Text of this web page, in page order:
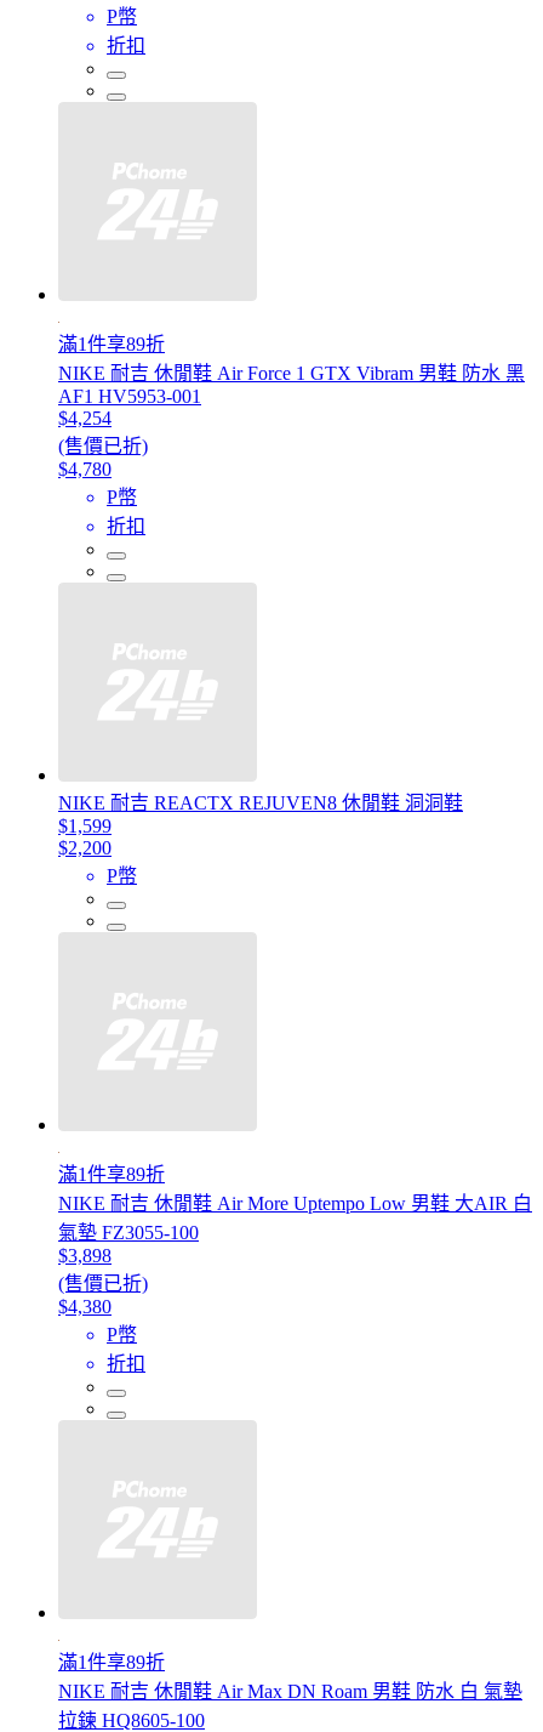
P幣
折扣
滿1件享89折
NIKE 耐吉 休閒鞋 Air Force 1 GTX Vibram 男鞋 防水 黑
AF1 HV5953-001
$4,254
(售價已折)
$4,780
P幣
折扣
NIKE 耐吉 REACTX REJUVEN8 休閒鞋 洞洞鞋
$1,599
$2,200
P幣
滿1件享89折
NIKE 耐吉 休閒鞋 Air More Uptempo Low 男鞋 大AIR 白
氣墊 FZ3055-100
$3,898
(售價已折)
$4,380
P幣
折扣
滿1件享89折
NIKE 耐吉 休閒鞋 Air Max DN Roam 男鞋 防水 白 氣墊
拉鍊 HQ8605-100